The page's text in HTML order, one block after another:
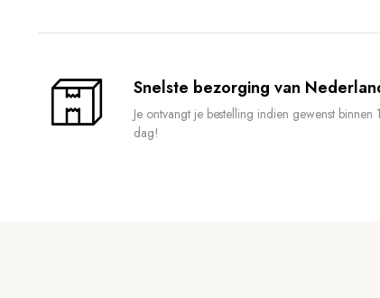
Snelste bezorging van
Je ontvangt je bestelling indien gewenst binnen 1
dag!